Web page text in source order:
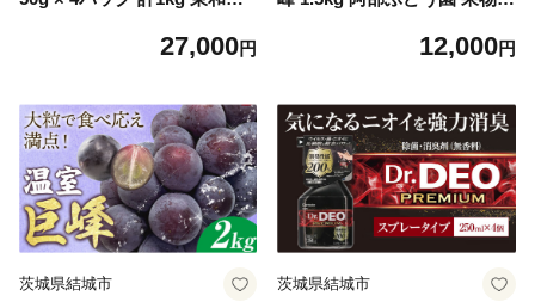
日祝除く)》茨城県 結城市 黒
しゃぶ【配送不可地域あり】
（離島）
27,000円
室巨峰 《7月中旬-8月末頃出
12,000円
茨城県結城市 茨城県結城市